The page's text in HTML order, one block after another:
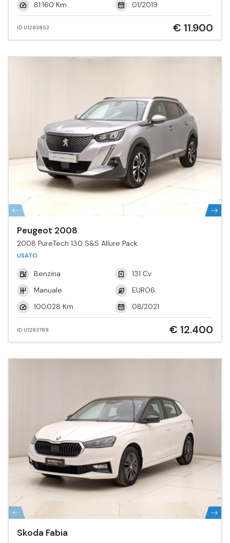
81.160 Km
01/2019
ID U1283852 € 11.900
Peugeot 2008
2008 PureTech 130 S&S Allure Pack
USATO
Benzina
131 Cv
Manuale
EURO6.
100.028 Km
08/2021
ID U1283789 € 12.400
Skoda Fabia